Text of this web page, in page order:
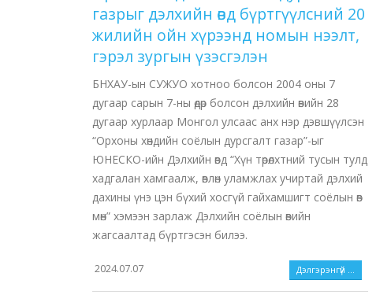
газрыг дэлхийн өвд бүртгүүлсний 20
жилийн ойн хүрээнд номын нээлт,
гэрэл зургын үзэсгэлэн
БНХАУ-ын СУЖУО хотноо болсон 2004 оны 7
дугаар сарын 7-ны өдөр болсон дэлхийн өвийн 28
дугаар хурлаар Монгол улсаас анх нэр дэвшүүлсэн
“Орхоны хөндийн соёлын дурсгалт газар”-ыг
ЮНЕСКО-ийн Дэлхийн өвд “Хүн төрөлхтний тусын тулд
хадгалан хамгаалж, өвлөн уламжлах учиртай дэлхий
дахины үнэ цэн бүхий хосгүй гайхамшигт соёлын өв
мөн” хэмээн зарлаж Дэлхийн соёлын өвийн
жагсаалтад бүртгэсэн билээ.
2024.07.07 Дэлгэрэнгүй ...